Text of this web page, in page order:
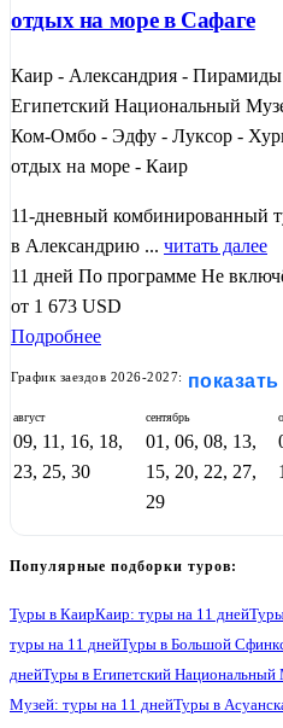
отдых на море в Сафаге
Каир - Александрия -
Египетский Национальный
Ком-Омбо - Эдфу - Луксор -
отдых на море - Каир
11-дневный комбинированный
в Александрию ... читать далее
11 дней По программе Не
от 1 673 USD
Подробнее
График заездов 2026-2027:
август
09, 11, 16, 18,
23, 25, 30
сентябрь
01, 06, 08, 13,
15, 20, 22, 27,
29
Популярные подборки туров:
Туры в КаирКаир: туры на 11 дней
туры на 11 днейТуры в Большой
днейТуры в Египетский Национальный
Музей: туры на 11 днейТуры в